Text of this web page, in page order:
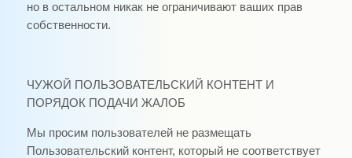
но в остальном никак не ограничивают ваших прав
собственности.
ЧУЖОЙ ПОЛЬЗОВАТЕЛЬСКИЙ КОНТЕНТ И
ПОРЯДОК ПОДАЧИ ЖАЛОБ
Мы просим пользователей не размещать
Пользовательский контент, который не соответствует